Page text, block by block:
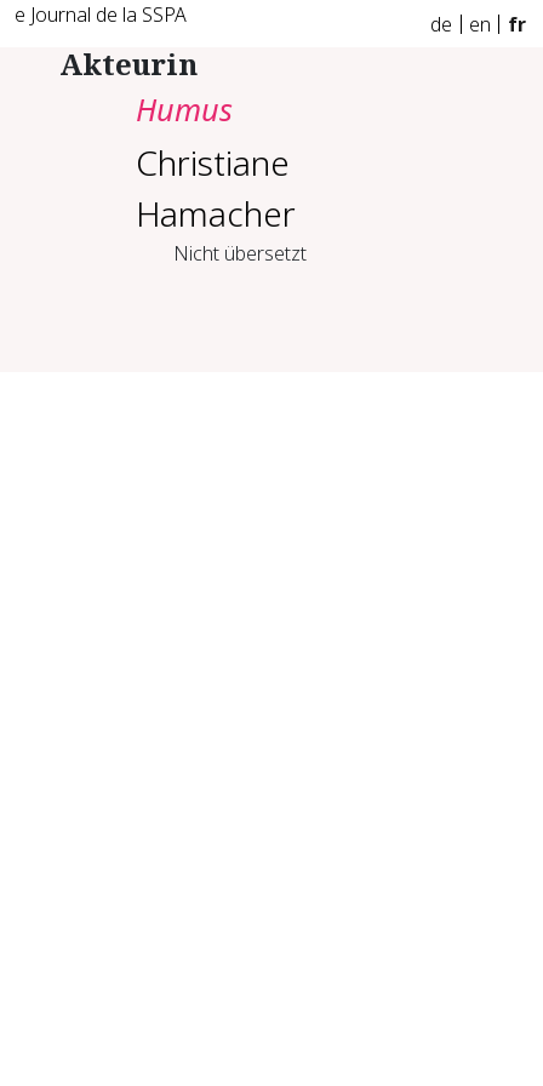
e Journal de la SSPA de en fr
Akteurin
Humus
Christiane
Hamacher
Nicht übersetzt